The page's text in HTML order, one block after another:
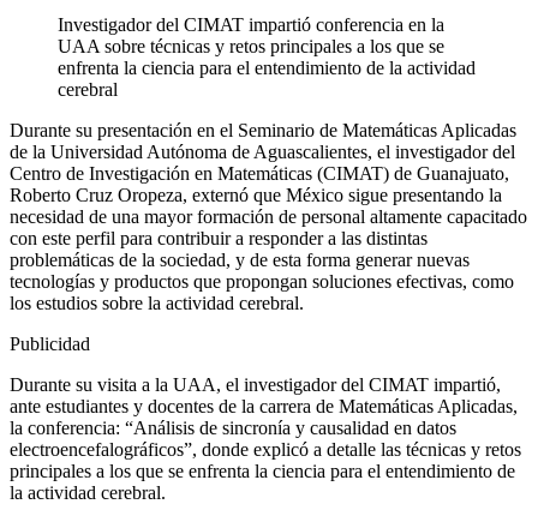
Investigador del CIMAT impartió conferencia en la
UAA sobre técnicas y retos principales a los que se
enfrenta la ciencia para el entendimiento de la actividad
cerebral
Durante su presentación en el Seminario de Matemáticas Aplicadas
de la Universidad Autónoma de Aguascalientes, el investigador del
Centro de Investigación en Matemáticas (CIMAT) de Guanajuato,
Roberto Cruz Oropeza, externó que México sigue presentando la
necesidad de una mayor formación de personal altamente capacitado
con este perfil para contribuir a responder a las distintas
problemáticas de la sociedad, y de esta forma generar nuevas
tecnologías y productos que propongan soluciones efectivas, como
los estudios sobre la actividad cerebral.
Publicidad
Durante su visita a la UAA, el investigador del CIMAT impartió,
ante estudiantes y docentes de la carrera de Matemáticas Aplicadas,
la conferencia: “Análisis de sincronía y causalidad en datos
electroencefalográficos”, donde explicó a detalle las técnicas y retos
principales a los que se enfrenta la ciencia para el entendimiento de
la actividad cerebral.